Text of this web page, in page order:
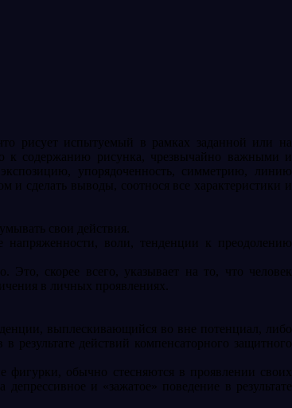
рисует испытуемый в рамках заданной или на
к содержанию рисунка, чрезвычайно важными и
упорядоченность, симметрию, линию
и сделать выводы, соотнося все характеристики и
свои действия.
воли, тенденции к преодолению
Это, скорее всего, указывает на то, что человек
в личных проявлениях.
выплескивающийся во вне потенциал, либо
действий компенсаторного защитного
обычно стесняются в проявлении своих
и «зажатое» поведение в результате